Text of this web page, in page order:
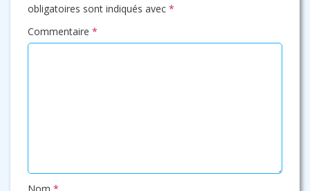
obligatoires sont indiqués avec *
Commentaire *